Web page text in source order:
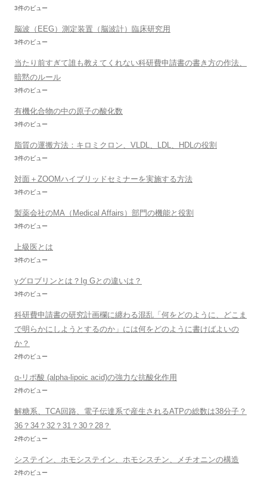
3件のビュー
脳波（EEG）測定装置（脳波計）臨床研究用
3件のビュー
当たり前すぎて誰も教えてくれない科研費申請書の書き方の作法、
暗黙のルール
3件のビュー
有機化合物の中の原子の酸化数
3件のビュー
脂質の運搬方法：キロミクロン、VLDL、LDL、HDLの役割
3件のビュー
対面＋ZOOMハイブリッドセミナーを実施する方法
3件のビュー
製薬会社のMA（Medical Affairs）部門の機能と役割
3件のビュー
上級医とは
3件のビュー
γグロブリンとは？Ig Gとの違いは？
3件のビュー
科研費申請書の研究計画欄に纏わる混乱「何をどのように、どこま
で明らかにしようとするのか」には何をどのように書けばよいの
か？
2件のビュー
α-リポ酸 (alpha-lipoic acid)の強力な抗酸化作用
2件のビュー
解糖系、TCA回路、電子伝達系で産生されるATPの総数は38分子？
36？34？32？31？30？28？
2件のビュー
システイン、ホモシステイン、ホモシスチン、メチオニンの構造
2件のビュー